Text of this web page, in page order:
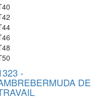
-
BERMUDA DE